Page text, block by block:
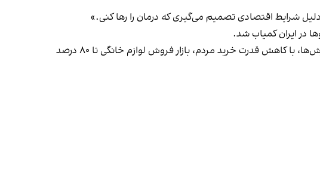
شرایط اقتصادی تصمیم می‌گیری که درمان را رها کنی.»
در ایران کمیاب شد.
علاوه بر هزینه درمان اما تورم افسار گسیخته در بخش‌های مختلف اقتصادی ایران هم ادامه دارد و بر اساس گزارش‌ها، با کاهش قدرت خرید مردم، بازار فروش لوازم خانگی تا ۸۰ درصد